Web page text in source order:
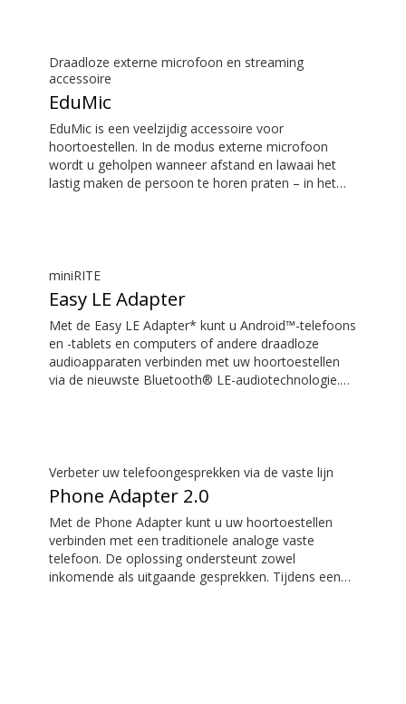
Draadloze externe microfoon en streaming
accessoire
EduMic
EduMic is een veelzijdig accessoire voor
hoortoestellen. In de modus externe microfoon
wordt u geholpen wanneer afstand en lawaai het
lastig maken de persoon te horen praten – in het
hoortoestellen van Oticon met Bluetooth te
streamen. Hij vangt ook geluid op van openbare
ringleidingsystemen.
miniRITE
Easy LE Adapter
Met de Easy LE Adapter* kunt u Android™-telefoons
en -tablets en computers of andere draadloze
audioapparaten verbinden met uw hoortoestellen
via de nieuwste Bluetooth® LE-audiotechnologie.
audioapparaten moeten LE Audio ondersteunen om
te kunnen werken met de Easy LE Adapter. De
meeste telefoons en tablets met een 3,5 mm
audio-aansluiting werken niet met de adapter,
omdat veel fabrikanten ervoor kiezen om de audio
via de audio-aansluiting te laten lopen in plaats van
via USB-C. *De Easy LE Adapter wordt
Verbeter uw telefoongesprekken via de vaste lijn
Phone Adapter 2.0
Met de Phone Adapter kunt u uw hoortoestellen
verbinden met een traditionele analoge vaste
telefoon. De oplossing ondersteunt zowel
inkomende als uitgaande gesprekken. Tijdens een